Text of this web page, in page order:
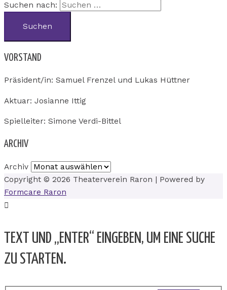
Suchen nach:
VORSTAND
Präsident/in: Samuel Frenzel und Lukas Hüttner
Aktuar: Josianne Ittig
Spielleiter: Simone Verdi-Bittel
ARCHIV
Archiv
Copyright © 2026 Theaterverein Raron | Powered by
Formcare Raron
TEXT UND „ENTER“ EINGEBEN, UM EINE SUCHE
ZU STARTEN.